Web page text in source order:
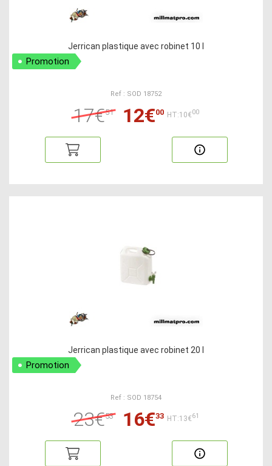
Jerrican plastique avec robinet 10 l
Promotion
Ref : SOD 18752
17€51 12€00 HT:10€00
Jerrican plastique avec robinet 20 l
Promotion
Ref : SOD 18754
23€53 16€33 HT:13€61